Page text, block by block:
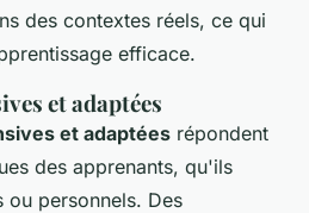
des contextes réels, ce qui
efficace.
et adaptées
et adaptées répondent
des apprenants, qu'ils
ou personnels. Des